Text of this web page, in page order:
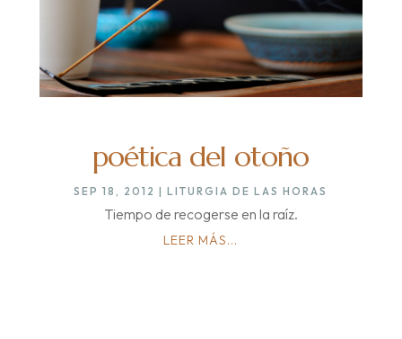
poética del otoño
SEP 18, 2012 |LITURGIA DE LAS HORAS
Tiempo de recogerse en la raíz.
LEER MÁS...